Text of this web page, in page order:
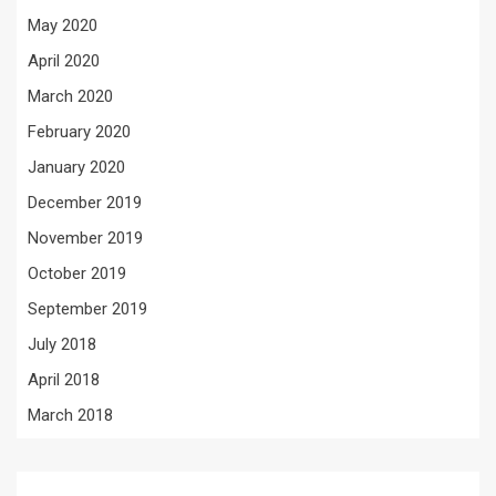
May 2020
April 2020
March 2020
February 2020
January 2020
December 2019
November 2019
October 2019
September 2019
July 2018
April 2018
March 2018